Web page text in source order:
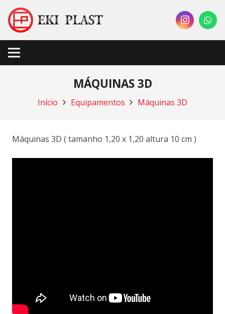
MÁQUINAS 3D
Início Equipamentos Máquinas 3D
Máquinas 3D ( tamanho 1,20 x 1,20 altura 10 cm )